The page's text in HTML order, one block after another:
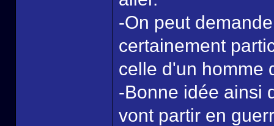
-On peut
certainement
celle d'un homme
-Bonne idée ainsi
vont partir en